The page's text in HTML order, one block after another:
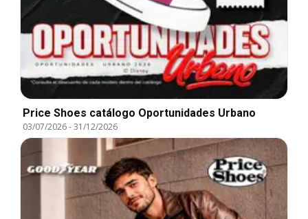
Price Shoes catálogo Oportunidades Urbano
03/07/2026-31/12/2026